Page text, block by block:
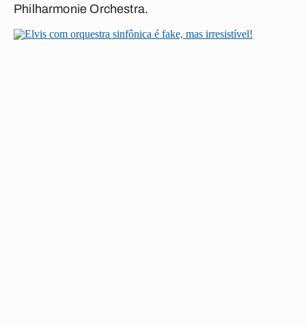
Philharmonie Orchestra.